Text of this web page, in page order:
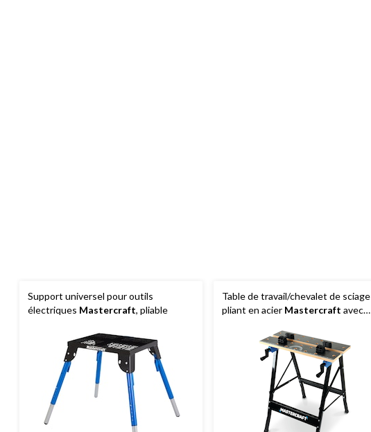
Support universel pour outils
électriques Mastercraft, pliable
Table de travail/chevalet de sciage
pliant en acier Mastercraft avec